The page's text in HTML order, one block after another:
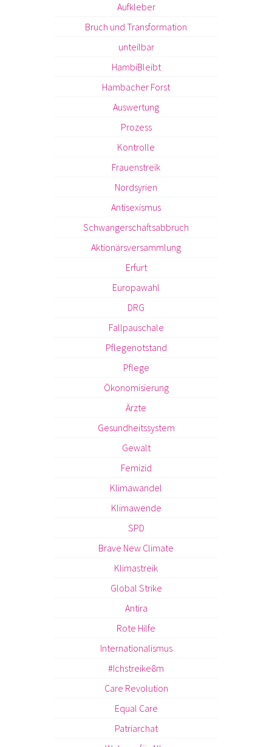
Aufkleber
Bruch und Transformation
unteilbar
HambiBleibt
Hambacher Forst
Auswertung
Prozess
Kontrolle
Frauenstreik
Nordsyrien
Antisexismus
Schwangerschaftsabbruch
Aktionärsversammlung
Erfurt
Europawahl
DRG
Fallpauschale
Pflegenotstand
Pflege
Ökonomisierung
Ärzte
Gesundheitssystem
Gewalt
Femizid
Klimawandel
Klimawende
SPD
Brave New Climate
Klimastreik
Global Strike
Antira
Rote Hilfe
Internationalismus
#Ichstreike8m
Care Revolution
Equal Care
Patriarchat